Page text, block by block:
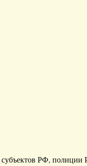
РФ,